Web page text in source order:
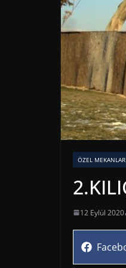
ÖZEL MEKANLAR
12 Eylül 2020
Share